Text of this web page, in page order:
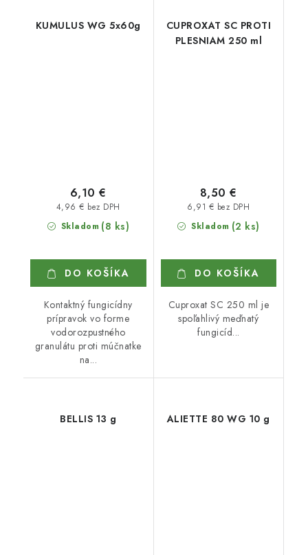
KUMULUS WG 5x60g
Skladom (8 ks)
4,96 € bez DPH
6,10 €
DO KOŠÍKA
Kontaktný fungicídny
prípravok vo forme
vodorozpustného
granulátu proti múčnatke
na...
CUPROXAT SC PROTI
PLESNIAM 250 ml
Skladom (2 ks)
6,91 € bez DPH
8,50 €
DO KOŠÍKA
Cuproxat SC 250 ml je
spoľahlivý meďnatý
fungicíd...
BELLIS 13 g ALIETTE 80 WG 10 g